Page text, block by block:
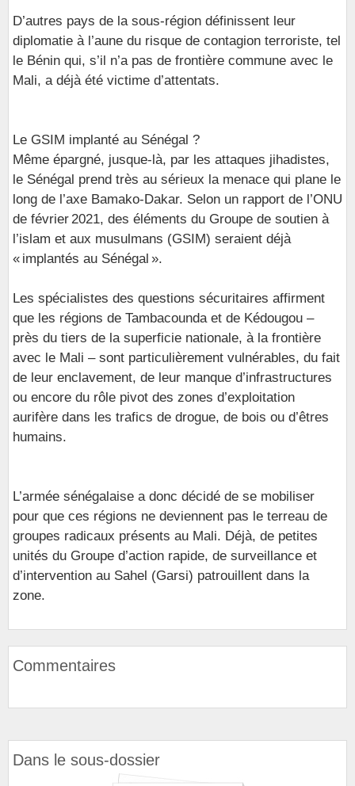
D’autres pays de la sous-région définissent leur
diplomatie à l’aune du risque de contagion terroriste, tel
le Bénin qui, s’il n’a pas de frontière commune avec le
Mali, a déjà été victime d’attentats.
Le GSIM implanté au Sénégal ?
Même épargné, jusque-là, par les attaques jihadistes,
le Sénégal prend très au sérieux la menace qui plane le
long de l’axe Bamako-Dakar. Selon un rapport de l’ONU
de février 2021, des éléments du Groupe de soutien à
l’islam et aux musulmans (GSIM) seraient déjà
« implantés au Sénégal ».
Les spécialistes des questions sécuritaires affirment
que les régions de Tambacounda et de Kédougou –
près du tiers de la superficie nationale, à la frontière
avec le Mali – sont particulièrement vulnérables, du fait
de leur enclavement, de leur manque d’infrastructures
ou encore du rôle pivot des zones d’exploitation
aurifère dans les trafics de drogue, de bois ou d’êtres
humains.
L’armée sénégalaise a donc décidé de se mobiliser
pour que ces régions ne deviennent pas le terreau de
groupes radicaux présents au Mali. Déjà, de petites
unités du Groupe d’action rapide, de surveillance et
d’intervention au Sahel (Garsi) patrouillent dans la
zone.
Commentaires
Dans le sous-dossier